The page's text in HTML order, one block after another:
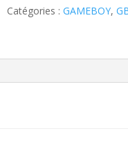
Catégories : GAMEBOY,